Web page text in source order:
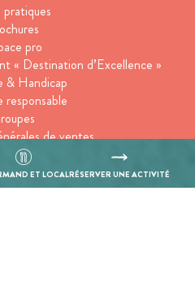
ET LOCALRÉSERVER UNE ACTIVITÉ
pratiques
pro
« Destination d’Excellence »
& Handicap
responsable
de ventes
nous
notre newsletter